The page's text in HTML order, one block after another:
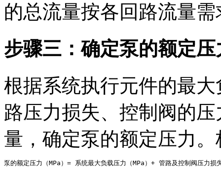
的总流量按各回路流量
步骤三：确定泵的额定压
根据系统执行元件的最
路压力损失、控制阀的
量，确定泵的额定压力
泵的额定压力（MPa）= 系统最大负载压力（MPa）+ 管路及控制阀压力损